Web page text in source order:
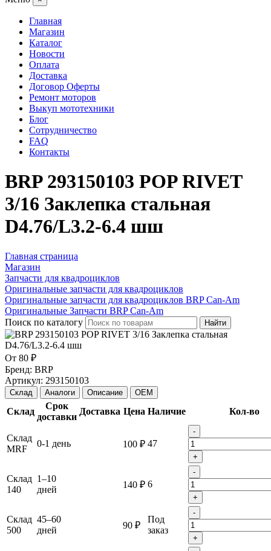
Главная
Магазин
Каталог
Новости
Оплата
Доставка
Договор Оферты
Ремонт моторов
Выкуп мототехники
Блог
Сотрудничество
FAQ
Контакты
BRP 293150103 POP RIVET
3/16 Заклепка стальная
D4.76/L3.2-6.4 шш
Главная страница
Магазин
Запчасти для квадроциклов
Оригинальные запчасти для квадроциклов
Оригинальные запчасти для квадроциклов BRP Can-Am
Оригинальные Запчасти BRP Can-Am
Поиск по каталогу
Найти
От 80 ₽
Бренд: BRP
Артикул: 293150103
Склад Аналоги Описание OEM
Склад
Срок
доставки
Доставка Цена Наличие Кол-во
Склад
MRF
0-1 день 100 ₽ 47
-
+
Склад
140
1–10
дней
140 ₽ 6
-
+
Склад
500
45–60
дней
90 ₽
Под
заказ
-
+